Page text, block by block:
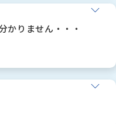
、ご家庭に決定しても
達は最大限成果が出る
いる卒塾生を積極採用
と思います。
、教室運営を進めてま
かりません・・・
れの生徒さんの状態に
きます。